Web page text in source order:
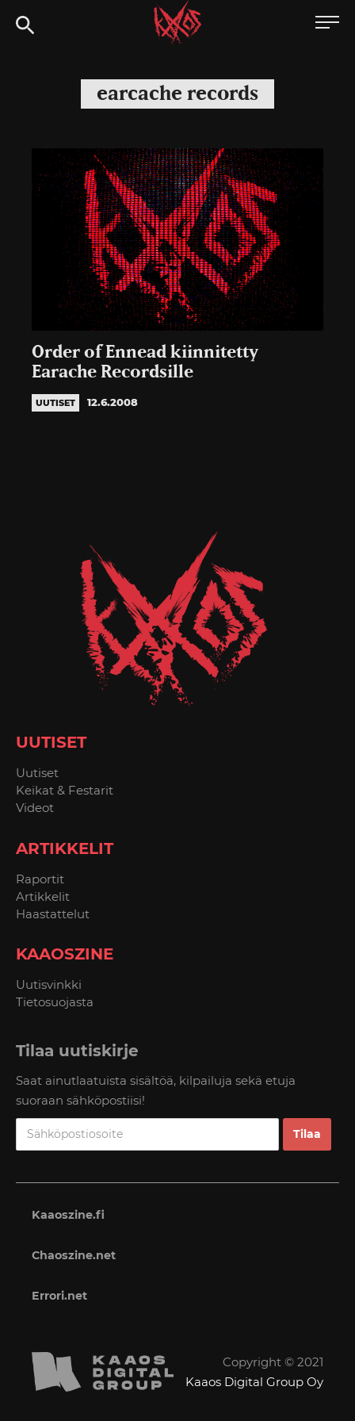
Siirry
suoraan
Kaaoszine
earcache records
Order of Ennead kiinnitetty
Earache Recordsille
UUTISET 12.6.2008
UUTISET
Uutiset
Keikat & Festarit
Videot
ARTIKKELIT
Raportit
Artikkelit
Haastattelut
KAAOSZINE
Uutisvinkki
Tietosuojasta
Tilaa uutiskirje
Saat ainutlaatuista sisältöä, kilpailuja sekä etuja
suoraan sähköpostiisi!
Kaaoszine.fi
Chaoszine.net
Errori.net
Copyright © 2021
Kaaos Digital Group Oy